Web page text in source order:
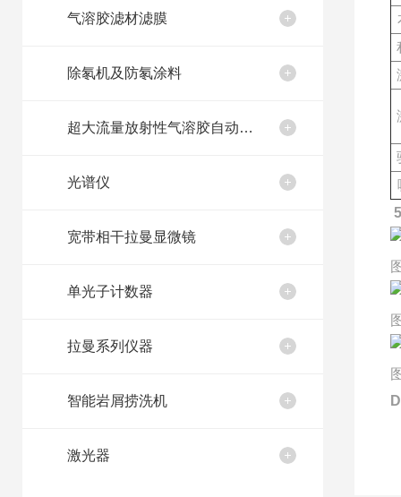
气溶胶滤材滤膜
除氡机及防氡涂料
超大流量放射性气溶胶自动取样装置
光谱仪
宽带相干拉曼显微镜
单光子计数器
拉曼系列仪器
智能岩屑捞洗机
激光器